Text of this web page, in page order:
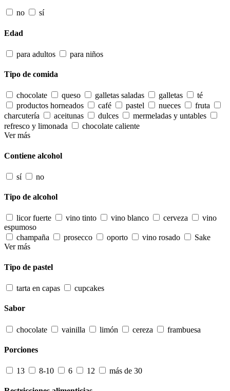
no sí
Edad
para adultos para niños
Tipo de comida
chocolate queso galletas saladas galletas
té
productos horneados
café pastel nueces
fruta
charcutería
aceitunas dulces
mermeladas y untables
refresco y limonada
chocolate caliente
Ver más
Contiene alcohol
sí no
Tipo de alcohol
licor fuerte vino tinto vino blanco cerveza
vino
espumoso
champaña
prosecco oporto vino rosado
Sake
Ver más
Tipo de pastel
tarta en capas cupcakes
Sabor
chocolate vainilla limón cereza frambuesa
Porciones
13 8-10 6 12 más de 30